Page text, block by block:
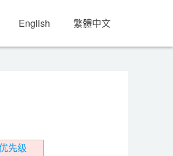
English 繁體中文
先级